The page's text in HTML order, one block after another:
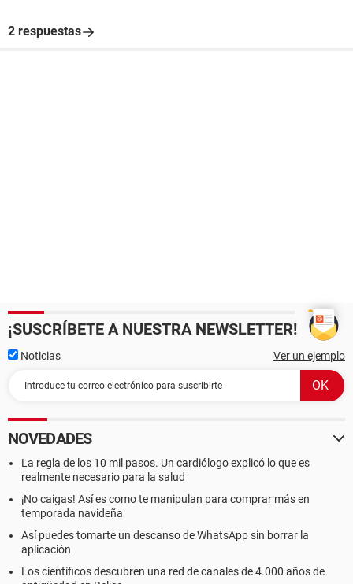
2 respuestas
¡SUSCRÍBETE A NUESTRA NEWSLETTER!
Noticias Ver un ejemplo
NOVEDADES
La regla de los 10 mil pasos. Un cardiólogo explicó lo que es
realmente necesario para la salud
¡No caigas! Así es como te manipulan para comprar más en
temporada navideña
Así puedes tomarte un descanso de WhatsApp sin borrar la
aplicación
Los científicos descubren una red de canales de 4.000 años de